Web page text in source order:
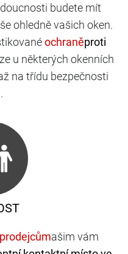
ašim vám
budete mít
ohledně vašich oken.
proti
u některých okenních
na třídu bezpečnosti